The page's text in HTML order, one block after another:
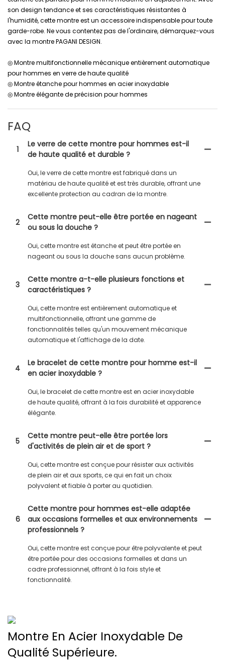
son design tendance et ses caractéristiques résistantes à
l'humidité, cette montre est un accessoire indispensable pour toute
garde-robe. Ne vous contentez pas de l'ordinaire, démarquez-vous
avec la montre PAGANI DESIGN.
◎ Montre multifonctionnelle mécanique entièrement automatique
pour hommes en verre de haute qualité
◎ Montre étanche pour hommes en acier inoxydable
◎ Montre élégante de précision pour hommes
FAQ
1
Le verre de cette montre pour hommes est-il
de haute qualité et durable ?
Oui, le verre de cette montre est fabriqué dans un
matériau de haute qualité et est très durable, offrant une
excellente protection au cadran de la montre.
2
Cette montre peut-elle être portée en nageant
ou sous la douche ?
Oui, cette montre est étanche et peut être portée en
nageant ou sous la douche sans aucun problème.
3
Cette montre a-t-elle plusieurs fonctions et
caractéristiques ?
Oui, cette montre est entièrement automatique et
multifonctionnelle, offrant une gamme de
fonctionnalités telles qu'un mouvement mécanique
automatique et l'affichage de la date.
4
Le bracelet de cette montre pour homme est-il
en acier inoxydable ?
Oui, le bracelet de cette montre est en acier inoxydable
de haute qualité, offrant à la fois durabilité et apparence
élégante.
5
Cette montre peut-elle être portée lors
d'activités de plein air et de sport ?
Oui, cette montre est conçue pour résister aux activités
de plein air et aux sports, ce qui en fait un choix
polyvalent et fiable à porter au quotidien.
6
Cette montre pour hommes est-elle adaptée
aux occasions formelles et aux environnements
professionnels ?
Oui, cette montre est conçue pour être polyvalente et peut
être portée pour des occasions formelles et dans un
cadre professionnel, offrant à la fois style et
fonctionnalité.
Montre En Acier Inoxydable De
Qualité Supérieure.